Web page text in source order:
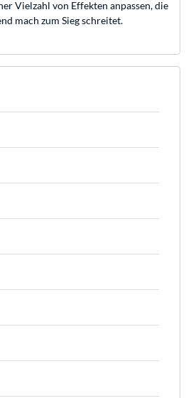
Vielzahl von Effekten anpassen, die
mach zum Sieg schreitet.